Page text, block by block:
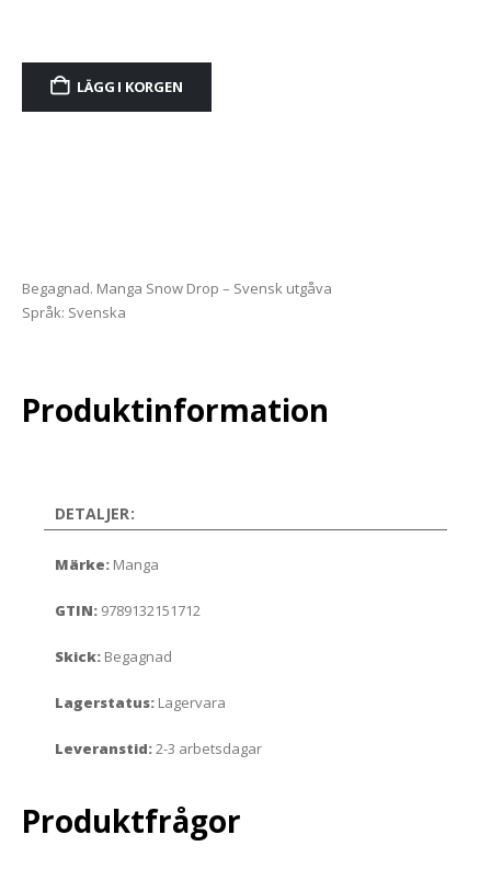
LÄGG I KORGEN
Alternative:
Begagnad. Manga Snow Drop – Svensk utgåva
Språk: Svenska
Produktinformation
DETALJER:
Märke: Manga
GTIN: 9789132151712
Skick: Begagnad
Lagerstatus: Lagervara
Leveranstid:2-3 arbetsdagar
Produktfrågor